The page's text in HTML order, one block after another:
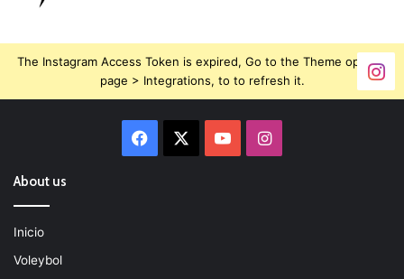
The Instagram Access Token is expired, Go to the Theme options
page > Integrations, to to refresh it.
Facebook YouTubeInstagram
About us
Inicio
Voleybol